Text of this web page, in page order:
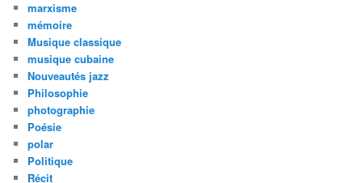
marxisme
mémoire
Musique classique
musique cubaine
Nouveautés jazz
Philosophie
photographie
Poésie
polar
Politique
Récit